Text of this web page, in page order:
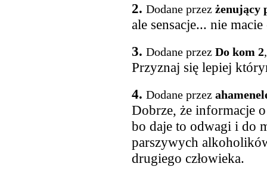
2. Dodane przez żenujący
ale sensacje... nie
3. Dodane przez Do kom 2
Przyznaj się lepiej
4. Dodane przez
Dobrze, że informacje
bo daje to odwagi i do
parszywych
drugiego człowieka.